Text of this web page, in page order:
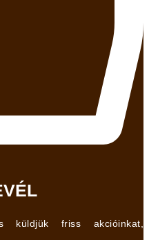
küldjük friss akcióinkat,